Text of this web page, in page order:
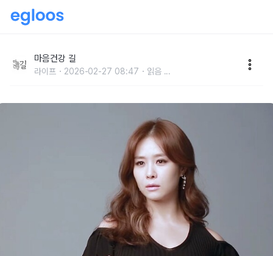
마음건강 길
라이프 2026-02-27 08:47 읽음 ...